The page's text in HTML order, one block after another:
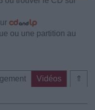
ou une partition au
⇑
Vidéos